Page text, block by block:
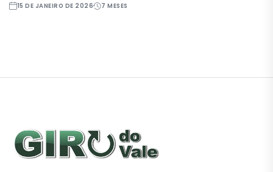
15 DE JANEIRO DE 2026 7 MESES